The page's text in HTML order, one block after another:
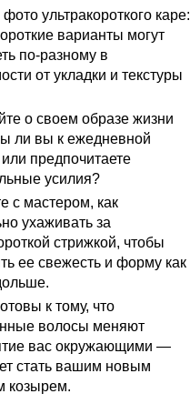
фото ультракороткого каре:
варианты могут
по-разному в
от укладки и текстуры
о своем образе жизни
ли вы к ежедневной
предпочитаете
усилия?
с мастером, как
ухаживать за
стрижкой, чтобы
ее свежесть и форму как
к тому, что
волосы меняют
вас окружающими —
стать вашим новым
козырем.